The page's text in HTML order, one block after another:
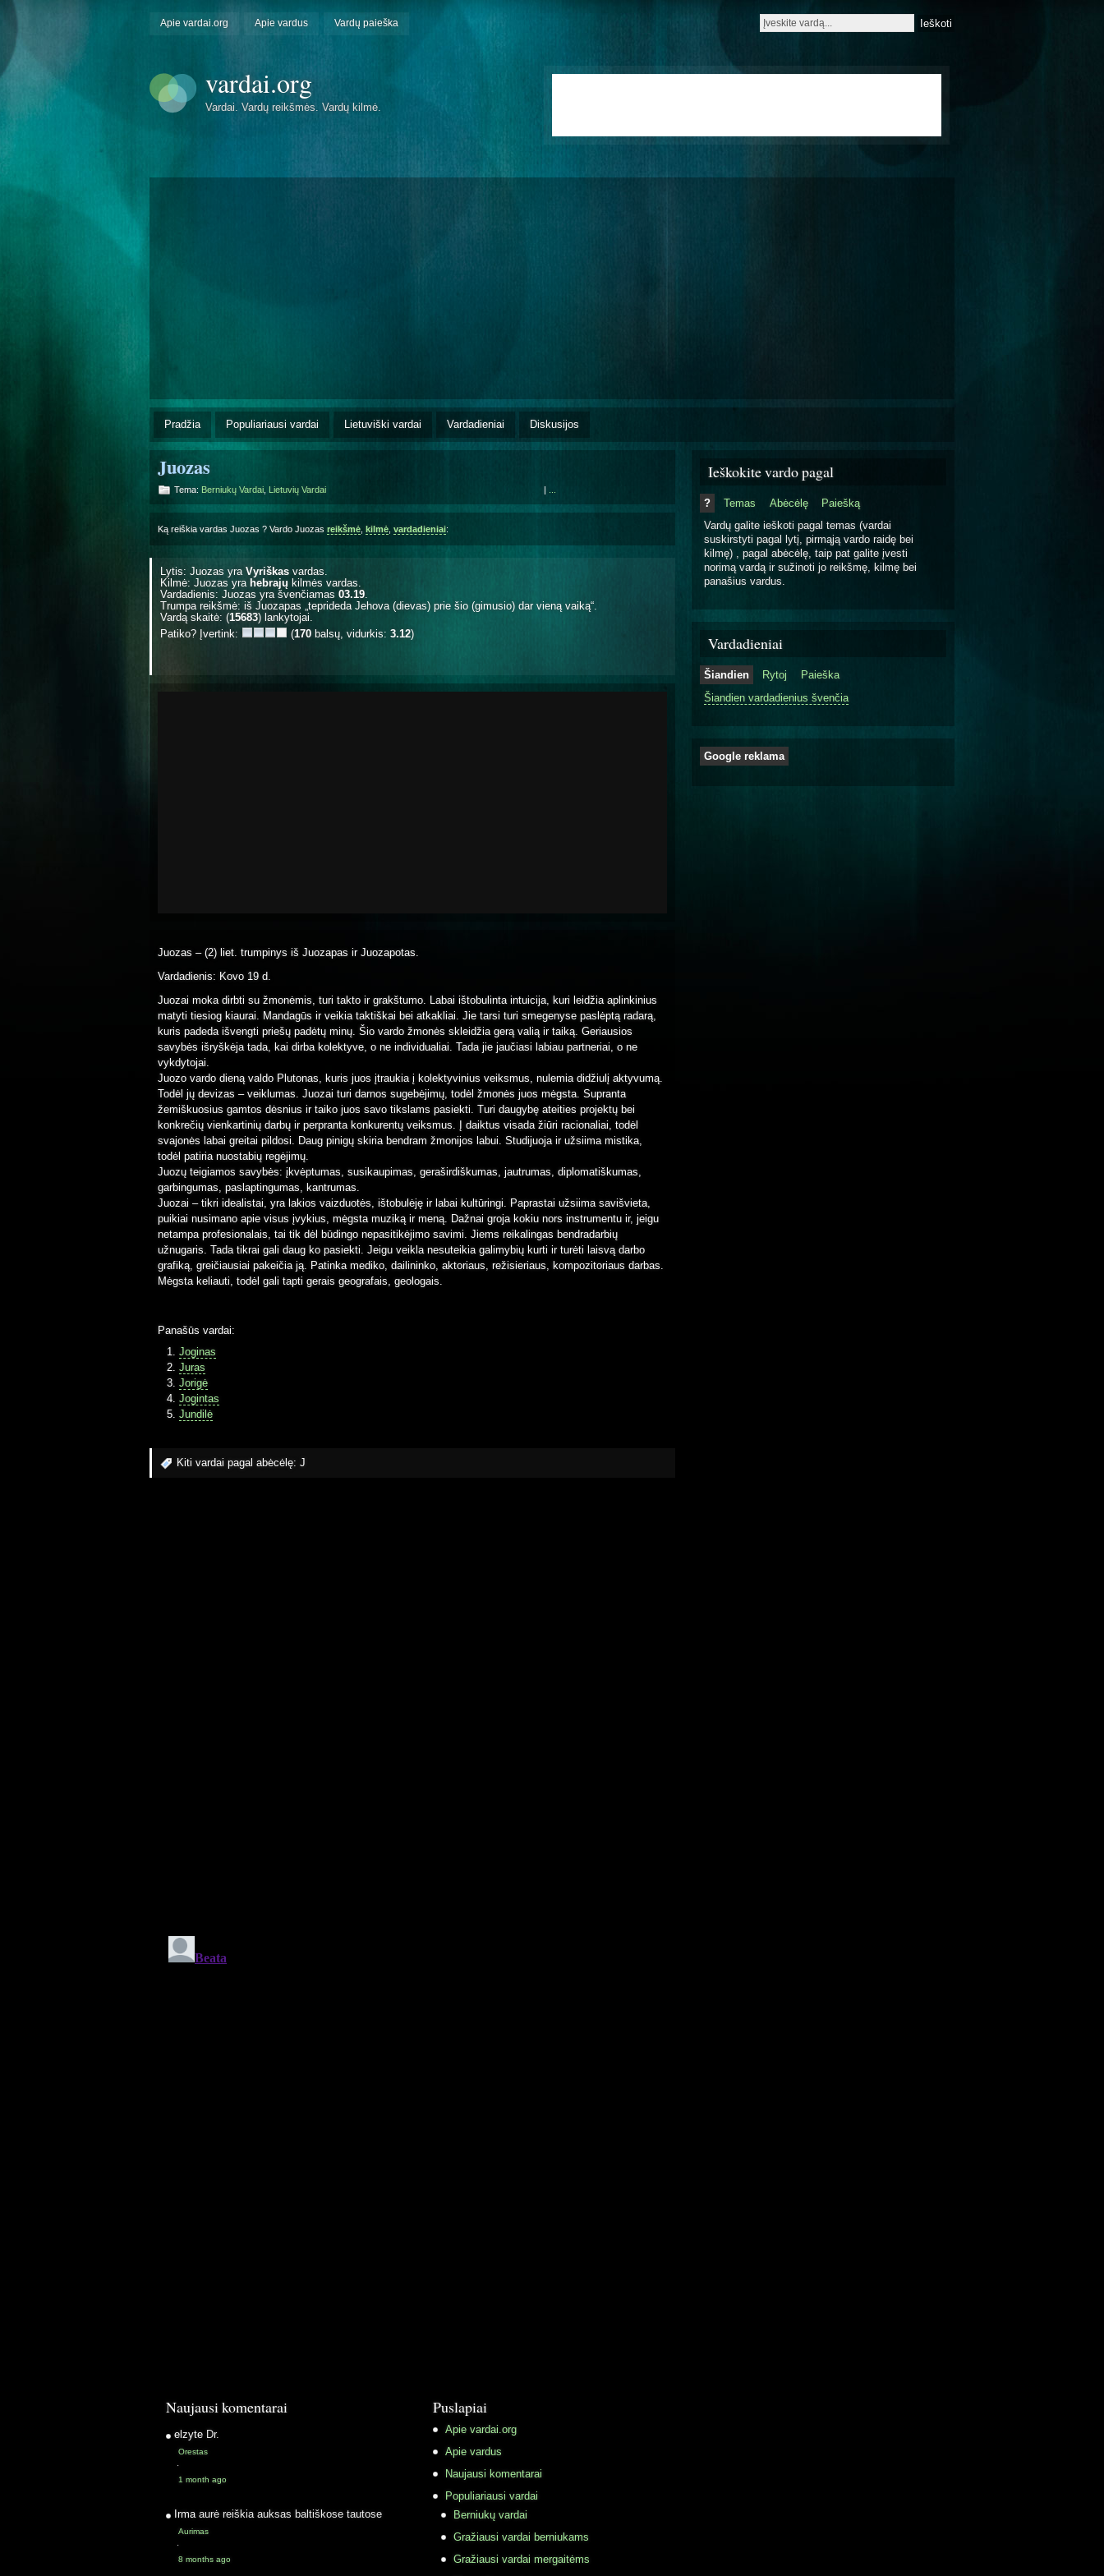
Apie vardai.org Apie vardus Vardų paieška
vardai.org
Vardai. Vardų reikšmės. Vardų kilmė.
Pradžia Populiariausi vardai Lietuviški vardai Vardadieniai Diskusijos
Juozas
Tema: Berniukų Vardai Lietuvių Vardai |
Ką reiškia vardas Juozas ? Vardo Juozas reikšmė kilmė vardadieniai:
Lytis: Juozas yra Vyriškas vardas.
Kilmė: Juozas yra hebrajų kilmės vardas.
Vardadienis: Juozas yra švenčiamas 03.19
Trumpa reikšmė: iš Juozapas „teprideda Jehova (dievas) prie šio (gimusio) dar vieną vaiką“.
Vardą skaitė: (15683) lankytojai.
Patiko? Įvertink:
(170 balsų, vidurkis: 3.12)
Juozas – (2) liet. trumpinys iš Juozapas ir Juozapotas.
Vardadienis: Kovo 19 d.
Juozai moka dirbti su žmonėmis, turi takto ir grakštumo. Labai ištobulinta intuicija, kuri leidžia aplinkinius
matyti tiesiog kiaurai. Mandagūs ir veikia taktiškai bei atkakliai. Jie tarsi turi smegenyse paslėptą radarą,
kuris padeda išvengti priešų padėtų minų. Šio vardo žmonės skleidžia gerą valią ir taiką. Geriausios
savybės išryškėja tada, kai dirba kolektyve, o ne individualiai. Tada jie jaučiasi labiau partneriai, o ne
vykdytojai.
Juozo vardo dieną valdo Plutonas, kuris juos įtraukia į kolektyvinius veiksmus, nulemia didžiulį aktyvumą.
Todėl jų devizas – veiklumas. Juozai turi darnos sugebėjimų, todėl žmonės juos mėgsta. Supranta
žemiškuosius gamtos dėsnius ir taiko juos savo tikslams pasiekti. Turi daugybę ateities projektų bei
konkrečių vienkartinių darbų ir perpranta konkurentų veiksmus. Į daiktus visada žiūri racionaliai, todėl
svajonės labai greitai pildosi. Daug pinigų skiria bendram žmonijos labui. Studijuoja ir užsiima mistika,
todėl patiria nuostabių regėjimų.
Juozų teigiamos savybės: įkvėptumas, susikaupimas, geraširdiškumas, jautrumas, diplomatiškumas,
garbingumas, paslaptingumas, kantrumas.
Juozai – tikri idealistai, yra lakios vaizduotės, ištobulėję ir labai kultūringi. Paprastai užsiima savišvieta,
puikiai nusimano apie visus įvykius, mėgsta muziką ir meną. Dažnai groja kokiu nors instrumentu ir, jeigu
netampa profesionalais, tai tik dėl būdingo nepasitikėjimo savimi. Jiems reikalingas bendradarbių
užnugaris. Tada tikrai gali daug ko pasiekti. Jeigu veikla nesuteikia galimybių kurti ir turėti laisvą darbo
grafiką, greičiausiai pakeičia ją. Patinka mediko, dailininko, aktoriaus, režisieriaus, kompozitoriaus darbas.
Mėgsta keliauti, todėl gali tapti gerais geografais, geologais.
Panašūs vardai:
Joginas
Juras
Jorigė
Jogintas
Jundilė
Kiti vardai pagal abėcėlę: J
Ieškokite vardo pagal
? Temas Abėcėlę
Paiešką
Vardų galite ieškoti pagal temas (vardai
suskirstyti pagal lytį, pirmąją vardo raidę bei
kilmę) , pagal abėcėlę, taip pat galite įvesti
norimą vardą ir sužinoti jo reikšmę, kilmę bei
panašius vardus.
Vardadieniai
Šiandien Rytoj
Paieška
Šiandien vardadienius švenčia
Google reklama
Naujausi komentarai
elzyte Dr.
Orestas
·
1 month ago
Irma aurė reiškia auksas baltiškose tautose
Aurimas
·
8 months ago
Puslapiai
Apie vardai.org
Apie vardus
Naujausi komentarai
Populiariausi vardai
Berniukų vardai
Gražiausi vardai berniukams
Gražiausi vardai mergaitėms